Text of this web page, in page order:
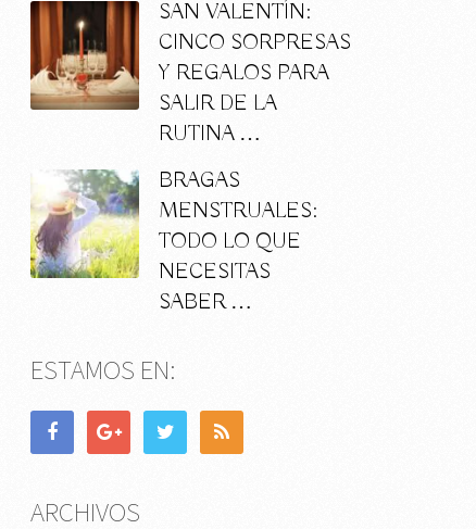
SAN VALENTÍN:
CINCO SORPRESAS
Y REGALOS PARA
SALIR DE LA
RUTINA …
BRAGAS
MENSTRUALES:
TODO LO QUE
NECESITAS
SABER …
ESTAMOS EN:
ARCHIVOS